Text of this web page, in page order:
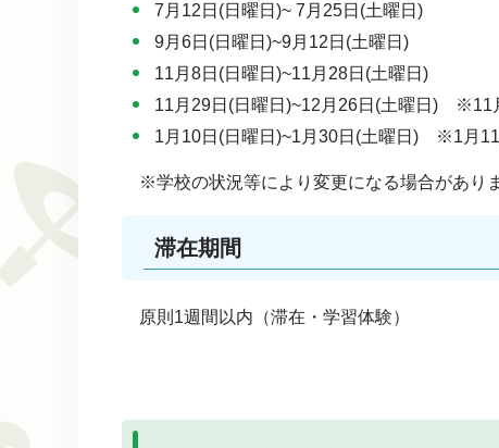
7月12日(日曜日)~ 7月25日(土曜日)
9月6日(日曜日)~9月12日(土曜日)
11月8日(日曜日)~11月28日(土曜日)
11月29日(日曜日)~12月26日(土曜日) ※11
1月10日(日曜日)~1月30日(土曜日) ※1月11
※学校の状況等により変更になる場合がありま
滞在期間
原則1週間以内（滞在・学習体験）